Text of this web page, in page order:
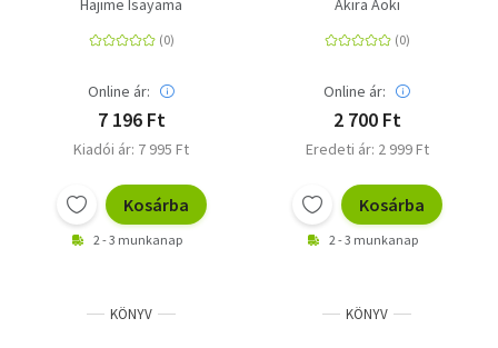
Hajime Isayama
Online ár:
7 196 Ft
Kiadói ár: 7 995 Ft
Kosárba
2 - 3 munkanap
Akira Aoki
Online ár:
2 700 Ft
Eredeti ár: 2 999 Ft
Kosárba
2 - 3 munkanap
KÖNYV KÖNYV